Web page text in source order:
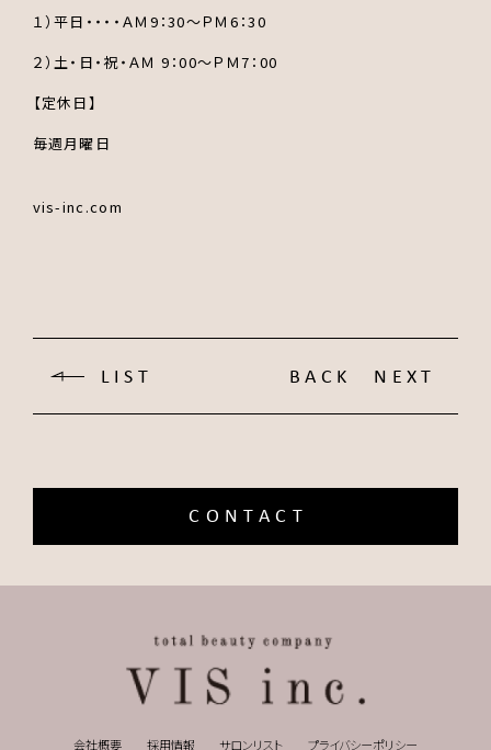
１）平日・・・・ＡＭ9：30～ＰＭ6：30
２）土・日・祝・ＡＭ 9：00～ＰＭ7：00
【定休日】
毎週月曜日
vis-inc.com
LIST BACK NEXT
CONTACT
会社概要 採用情報 サロンリスト プライバシーポリシー